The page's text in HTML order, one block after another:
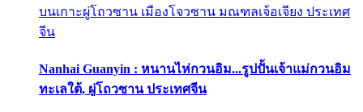
บนเกาะผู่โถวซาน เมืองโจวซาน มณฑลเจ้อเจียง ประเทศ
จีน
Nanhai Guanyin : หนานไห่กวนอิม...รูปปั้นเจ้าแม่กวนอิม
ทะเลใต้, ผู่โถวซาน ประเทศจีน